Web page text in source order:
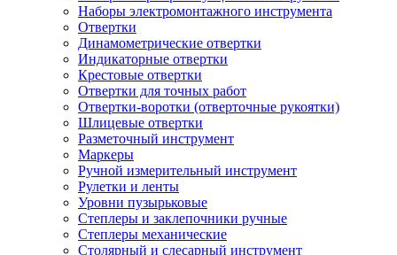
Наборы электромонтажного инструмента
Отвертки
Динамометрические отвертки
Индикаторные отвертки
Крестовые отвертки
Отвертки для точных работ
Отвертки-воротки (отверточные рукоятки)
Шлицевые отвертки
Разметочный инструмент
Маркеры
Ручной измерительный инструмент
Рулетки и ленты
Уровни пузырьковые
Степлеры и заклепочники ручные
Степлеры механические
Столярный и слесарный инструмент